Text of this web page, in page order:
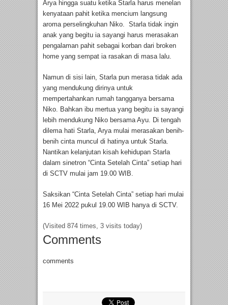
Arya hingga suatu ketika Starla harus menelan
kenyataan pahit ketika mencium langsung
aroma perselingkuhan Niko. Starla tidak ingin
anak yang begitu ia sayangi harus merasakan
pengalaman pahit sebagai korban dari broken
home yang sempat ia rasakan di masa lalu.
Namun di sisi lain, Starla pun merasa tidak ada
yang mendukung dirinya untuk
mempertahankan rumah tangganya bersama
Niko. Bahkan ibu mertua yang begitu ia sayangi
lebih mendukung Niko bersama Ayu. Di tengah
dilema hati Starla, Arya mulai merasakan benih-
benih cinta muncul di hatinya untuk Starla.
Nantikan kelanjutan kisah kehidupan Starla
dalam sinetron “Cinta Setelah Cinta” setiap hari
di SCTV mulai jam 19.00 WIB.
Saksikan “Cinta Setelah Cinta” setiap hari mulai
16 Mei 2022 pukul 19.00 WIB hanya di SCTV.
(Visited 874 times, 3 visits today)
Comments
comments